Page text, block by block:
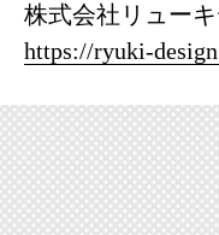
株式会社リュー
https://ryuki-